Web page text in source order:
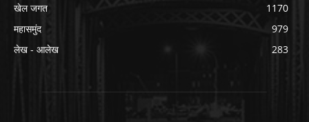
खेल जगत
1170
महासमुंद
979
लेख - आलेख
283